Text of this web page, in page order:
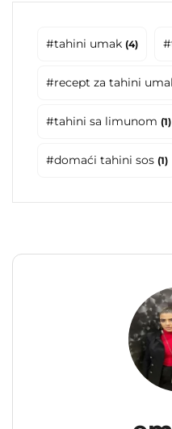
#tahini umak (4)
#recept za tahini
#tahini sa limunom (1)
#domaći tahini sos (1)